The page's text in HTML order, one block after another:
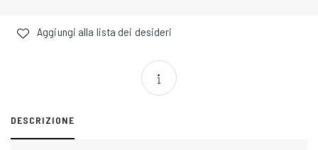
Aggiungi alla lista dei desideri
DESCRIZIONE